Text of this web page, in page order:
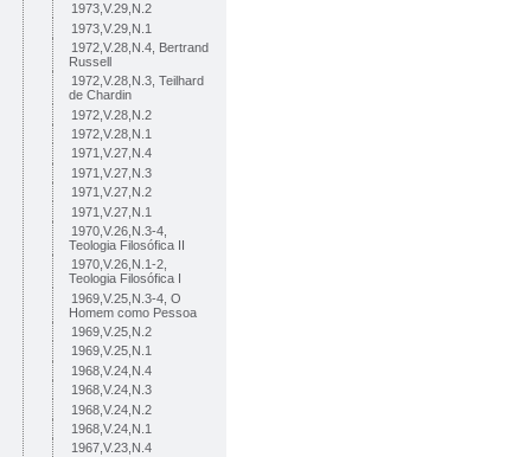
1973,V.29,N.2
1973,V.29,N.1
1972,V.28,N.4, Bertrand
Russell
1972,V.28,N.3, Teilhard
de Chardin
1972,V.28,N.2
1972,V.28,N.1
1971,V.27,N.4
1971,V.27,N.3
1971,V.27,N.2
1971,V.27,N.1
1970,V.26,N.3-4,
Teologia Filosófica II
1970,V.26,N.1-2,
Teologia Filosófica I
1969,V.25,N.3-4, O
Homem como Pessoa
1969,V.25,N.2
1969,V.25,N.1
1968,V.24,N.4
1968,V.24,N.3
1968,V.24,N.2
1968,V.24,N.1
1967,V.23,N.4